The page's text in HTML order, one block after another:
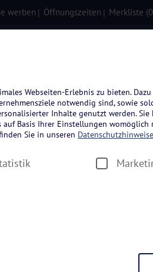
werben Öffnungszeiten Merkliste (0
Webseiten-Erlebnis zu bieten.
notwendig sind, sowie
Inhalte genutzt werden.
auf Basis Ihrer Einstellungen
Sie in unseren